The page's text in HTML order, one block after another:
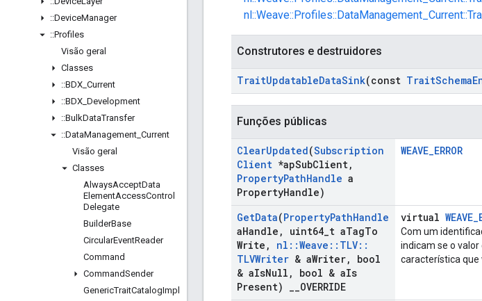
::DeviceManager
::Profiles
Visão geral
Classes
::BDX Current
::BDX Development
::BulkDataTransfer
::DataManagement Current
Visão geral
Classes
AlwaysAcceptData
ElementAccessControl
Delegate
BuilderBase
CircularEventReader
Command
CommandSender
GenericTraitCatalogImpl
Construtores e destruidores
TraitUpdatableDataSink(const TraitSchema
Funções públicas
ClearUpdated(Subscription
Client *apSubClient,
PropertyPathHandle a
PropertyHandle)
WEAVE_ERROR
GetData(PropertyPathHandle
aHandle , uint64 t aTagTo
Write , nl ::Weave :: TLV::
TLVWriter & aWriter,
bool
& aIsNull , bool & aIs
Present)
OVERRIDE
virtual
Com um
indicam se o
característica que